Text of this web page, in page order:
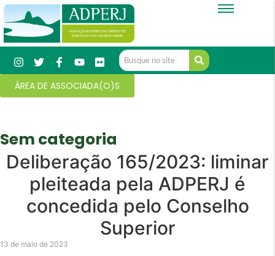
ÁREA DE ASSOCIADA(O)S
Sem categoria
Deliberação 165/2023: liminar
pleiteada pela ADPERJ é
concedida pelo Conselho
Superior
13 de maio de 2023